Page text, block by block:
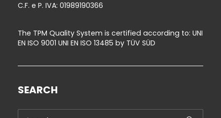
C.F. e P. IVA: 01989190366
The TPM Quality System is certified according to: UNI
EN ISO 9001 UNI EN ISO 13485 by TÜV SÜD
SEARCH